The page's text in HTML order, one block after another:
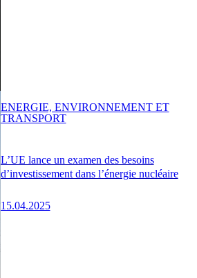
L’UE lance un examen des besoins
d’investissement dans l’énergie nucléaire
15.04.2025
ENERGIE, ENVIRONNEMENT ET
TRANSPORT